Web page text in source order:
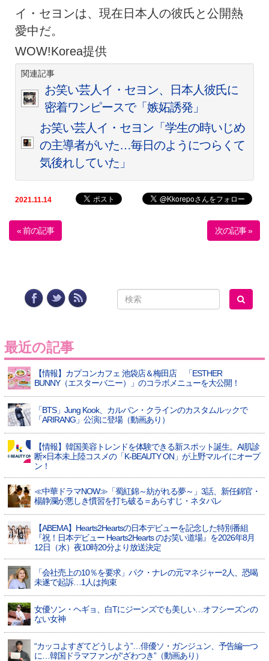
イ・セヨンは、現在日本人の彼氏と公開熱
愛中だ。
WOW!Korea提供
関連記事
お笑い芸人イ・セヨン、日本人彼氏に
密着ワンピースで「嫉妬誘発」
お笑い芸人イ・セヨン「学生の時いじめ
の主導者がいた…毎日のようにつらくて
気後れしていた」
2021.11.14
« 前の記事 次の記事 »
最近の記事
【情報】カプコンカフェ 池袋店＆梅田店 「ESTHER
BUNNY（エスターバニー）」のコラボメニューを大公開！
「BTS」Jung Kook、カルバン・クラインのカスタムルックで
「ARIRANG」公演に登場（動画あり）
【情報】韓国美容トレンドを体験できる新スポット誕生。AI肌診
断×日本未上陸コスメの「K-BEAUTY ON」が上野マルイにオープ
ン！
≪中華ドラマNOW≫「蜀紅錦～紡がれる夢～」3話、新任錦官・
楊静瀾が悪しき慣習を打ち破る＝あらすじ・ネタバレ
【ABEMA】Hearts2Heartsの日本デビューを記念した特別番組
『祝！日本デビュー Hearts2Hearts のお笑い道場』を2026年8月
12日（水）夜10時20分より放送決定
「会社売上の10％を要求」パク・ナレの元マネジャー2人、恐喝
未遂で起訴…1人は拘束
女優ソン・ヘギョ、白Tにジーンズでも美しい…オフシーズンの
ない女神
“カッコよすぎてどうしよう”…俳優ソ・ガンジュン、予告編一つ
に…韓国ドラマファンが“ざわつき”（動画あり）